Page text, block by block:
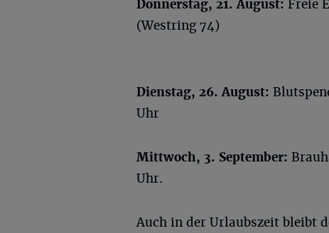
Donnerstag, 21. August: Freie
(Westring 74)
Dienstag, 26. August:
Uhr
Mittwoch, 3. September:
Uhr.
Auch in der Urlaubszeit bleibt